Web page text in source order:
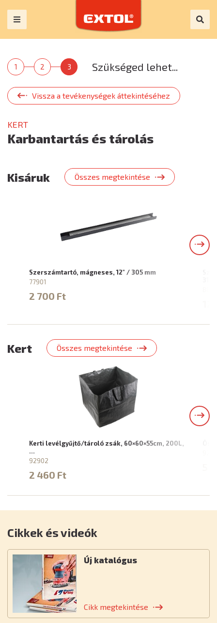
1 2 3 Szükséged lehet...
Vissza a tevékenységek áttekintéséhez
KERT
Karbantartás és tárolás
Kisáruk Összes megtekintése
Szerszámtartó, mágneses, 12" / 305 mm
77901
2 700 Ft
Kert Összes megtekintése
Kerti levélgyűjtő/tároló zsák, 60×60×55cm, 200L,
…
92902
2 460 Ft
Cikkek és videók
Új katalógus
Cikk megtekintése